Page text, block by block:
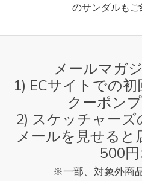
のサンダルもご
メールマガ
1) ECサイトでの初
クーポン
2) スケッチャーズ
メールを見せると
500
※一部、対象外商